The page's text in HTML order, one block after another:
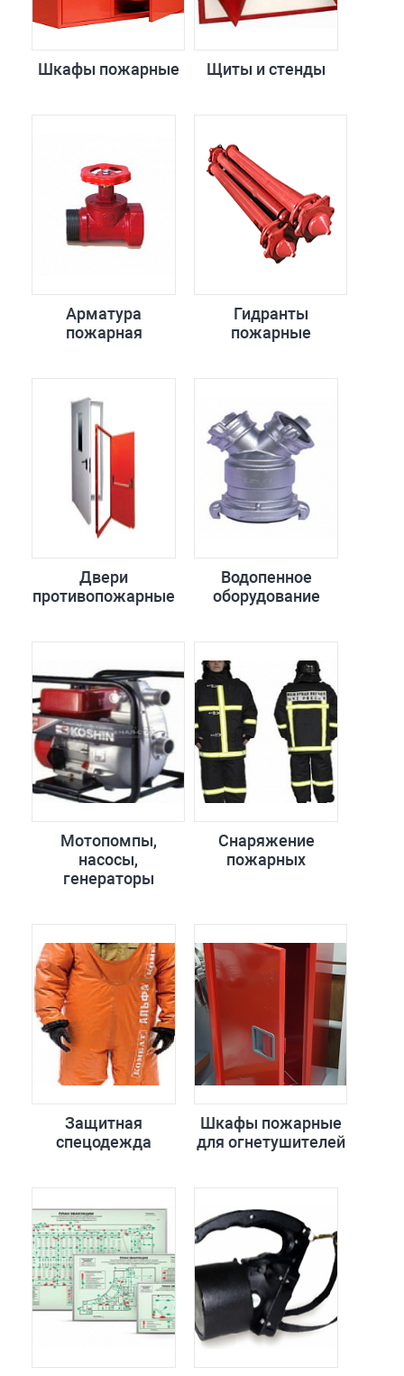
Шкафы пожарные Щиты и стенды
Арматура
пожарная
Гидранты
пожарные
Двери
противопожарные
Водопенное
оборудование
Мотопомпы,
насосы,
генераторы
Снаряжение
пожарных
Защитная
спецодежда
Шкафы пожарные
для огнетушителей